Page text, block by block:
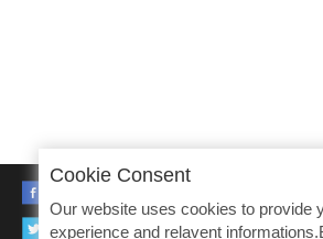
TWITTER
Cookie Consent
Our website uses cookies to provide
experience and relavent